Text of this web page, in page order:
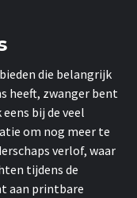
die belangrijk
heeft, zwanger bent
bij de veel
om nog meer te
verlof, waar
tijdens de
aan printbare